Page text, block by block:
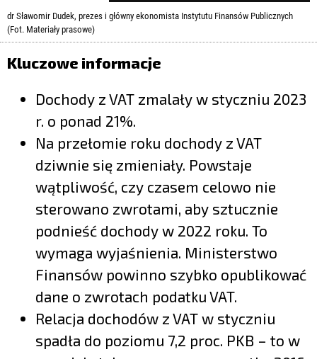
LIFESTYLE
OPINIE I KOMENTARZE
dr Sławomir Dudek, prezes i główny ekonomista Instytutu Finansów Publicznych
(Fot. Materiały prasowe)
Kluczowe informacje
Dochody z VAT zmalały w styczniu 2023
r. o ponad 21%.
Na przełomie roku dochody z VAT
dziwnie się zmieniały. Powstaje
wątpliwość, czy czasem celowo nie
sterowano zwrotami, aby sztucznie
podnieść dochody w 2022 roku. To
wymaga wyjaśnienia. Ministerstwo
Finansów powinno szybko opublikować
dane o zwrotach podatku VAT.
Relacja dochodów z VAT w styczniu
spadła do poziomu 7,2 proc. PKB – to w